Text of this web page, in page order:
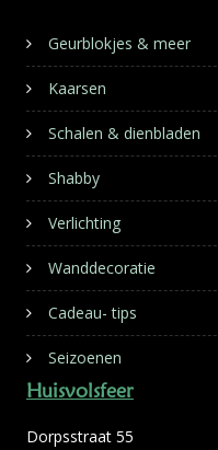
Geurblokjes & meer
Kaarsen
Schalen & dienbladen
Shabby
Verlichting
Wanddecoratie
Cadeau- tips
Seizoenen
Huisvolsfeer
Dorpsstraat 55